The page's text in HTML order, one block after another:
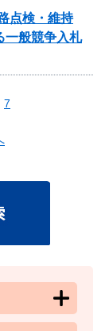
点検・維持
一般競争入札
7